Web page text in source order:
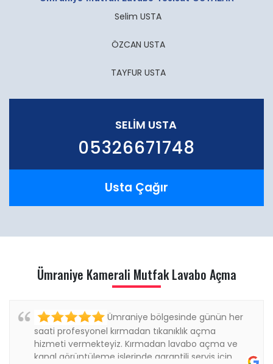
Selim USTA
ÖZCAN USTA
TAYFUR USTA
SELIM USTA
05326671748
Usta Çağır
Ümraniye Kamerali Mutfak Lavabo Açma
Ümraniye bölgesinde günün her
saati profesyonel kırmadan tıkanıklık açma
hizmeti vermekteyiz. Kırmadan lavabo açma ve
kanal görüntüleme işlerinde garantili servis için